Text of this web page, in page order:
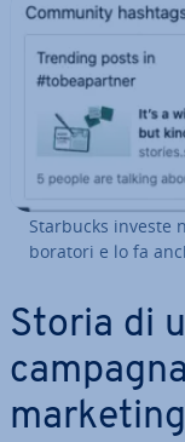
Starbucks investe
bo­ra­to­ri e lo fa
Storia di